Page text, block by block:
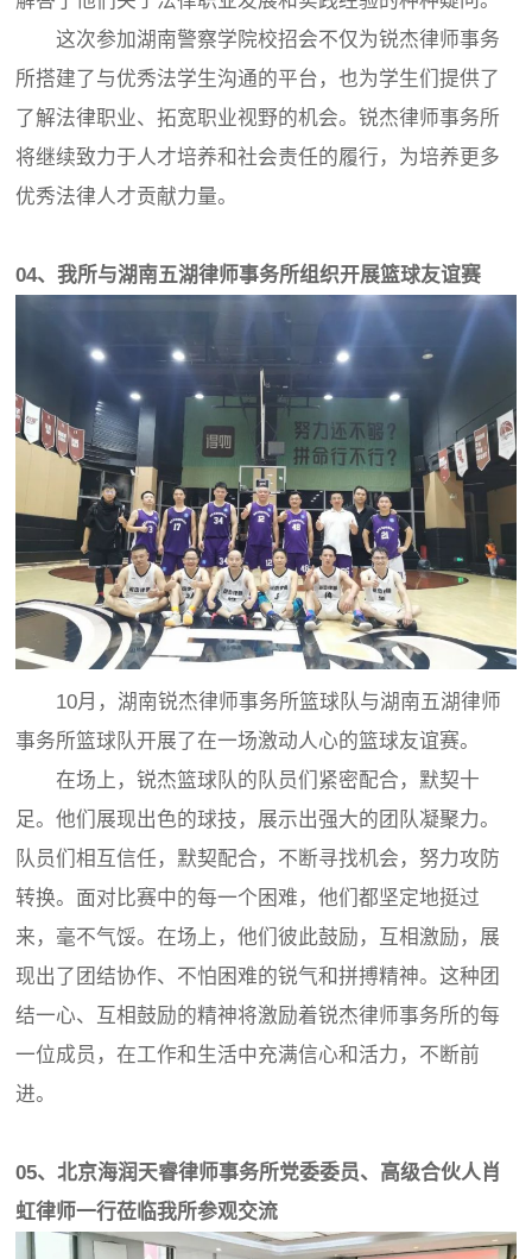
这次参加湖南警察学院校招会不仅为锐杰律师事务
所搭建了与优秀法学生沟通的平台，也为学生们提供了
了解法律职业、拓宽职业视野的机会。锐杰律师事务所
将继续致力于人才培养和社会责任的履行，为培养更多
优秀法律人才贡献力量。
04、我所与湖南五湖律师事务所组织开展篮球友谊赛
10月，湖南锐杰律师事务所篮球队与湖南五湖律师
事务所篮球队开展了在一场激动人心的篮球友谊赛。
在场上，锐杰篮球队的队员们紧密配合，默契十
足。他们展现出色的球技，展示出强大的团队凝聚力。
队员们相互信任，默契配合，不断寻找机会，努力攻防
转换。面对比赛中的每一个困难，他们都坚定地挺过
来，毫不气馁。在场上，他们彼此鼓励，互相激励，展
现出了团结协作、不怕困难的锐气和拼搏精神。这种团
结一心、互相鼓励的精神将激励着锐杰律师事务所的每
一位成员，在工作和生活中充满信心和活力，不断前
进。
05、北京海润天睿律师事务所党委委员、高级合伙人肖
虹律师一行莅临我所参观交流